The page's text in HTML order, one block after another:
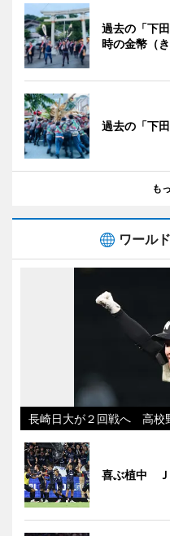
過去の「下
時の金幣（
過去の「下
も
ワール
長崎日大が２回戦へ 高校
喜ぶ植中 Ｊ